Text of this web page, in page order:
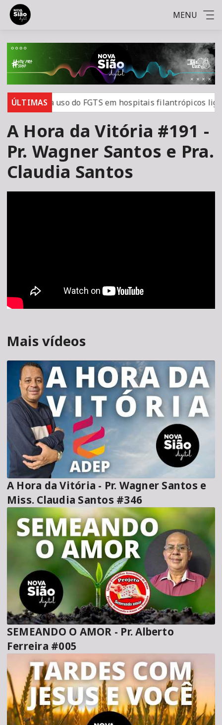
MENU
ÚLTIMAS
prorroga uso do FGTS em hospitais filantrópicos
A Hora da Vitória #191 -
Pr. Wagner Santos e Pra.
Claudia Santos
Mais vídeos
A Hora da Vitória - Pr. Wagner Santos e
Miss. Claudia Santos #346
SEMEANDO O AMOR - Pr. Alberto
Ferreira #005